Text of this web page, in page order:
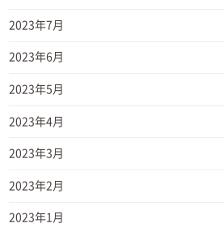
2023年7月
2023年6月
2023年5月
2023年4月
2023年3月
2023年2月
2023年1月